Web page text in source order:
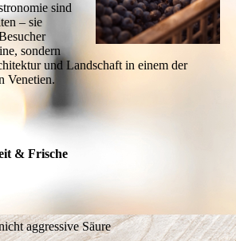
sind
– sie
sondern
und Landschaft in einem der
Venetien.
& Frische
aggressive Säure